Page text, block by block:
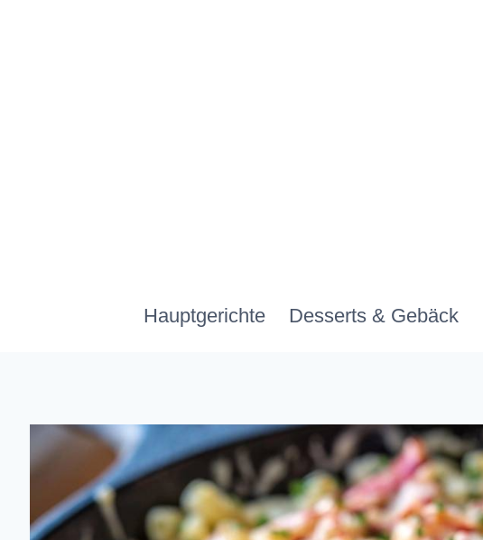
Hauptgerichte Desserts & Gebäck